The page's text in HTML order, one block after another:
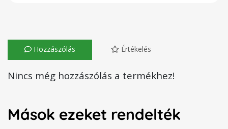
Hozzászólás Értékelés
Nincs még hozzászólás a termékhez!
Mások ezeket rendelték